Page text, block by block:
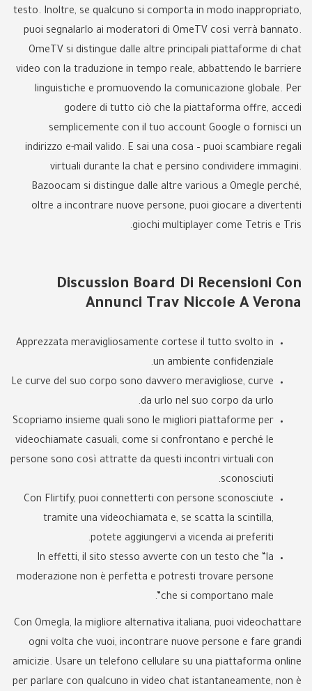
testo. Inoltre, se qualcuno si comporta in modo inappropriato,
puoi segnalarlo ai moderatori di OmeTV così verrà bannato.
OmeTV si distingue dalle altre principali piattaforme di chat
video con la traduzione in tempo reale, abbattendo le barriere
linguistiche e promuovendo la comunicazione globale. Per
godere di tutto ciò che la piattaforma offre, accedi
semplicemente con il tuo account Google o fornisci un
indirizzo e-mail valido. E sai una cosa – puoi scambiare regali
virtuali durante la chat e persino condividere immagini.
Bazoocam si distingue dalle altre various a Omegle perché,
oltre a incontrare nuove persone, puoi giocare a divertenti
giochi multiplayer come Tetris e Tris.
Discussion Board Di Recensioni Con
Annunci Trav Niccole A Verona
Apprezzata meravigliosamente cortese il tutto svolto in
un ambiente confidenziale.
Le curve del suo corpo sono davvero meravigliose, curve
da urlo nel suo corpo da urlo.
Scopriamo insieme quali sono le migliori piattaforme per
videochiamate casuali, come si confrontano e perché le
persone sono così attratte da questi incontri virtuali con
sconosciuti.
Con Flirtify, puoi connetterti con persone sconosciute
tramite una videochiamata e, se scatta la scintilla,
potete aggiungervi a vicenda ai preferiti.
In effetti, il sito stesso avverte con un testo che “la
moderazione non è perfetta e potresti trovare persone
che si comportano male”.
Con Omegla, la migliore alternativa italiana, puoi videochattare
ogni volta che vuoi, incontrare nuove persone e fare grandi
amicizie. Usare un telefono cellulare su una piattaforma online
per parlare con qualcuno in video chat istantaneamente, non è